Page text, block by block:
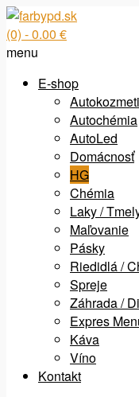
(0) - 0.00 €
menu
E-shop
Autochémia
AutoLed
Domácnosť
HG
Chémia
Laky /
Maľovanie
Pásky
Riedidlá /
Spreje
Záhrada /
Expres
Káva
Víno
Kontakt